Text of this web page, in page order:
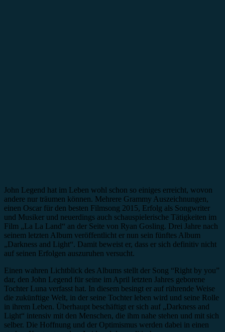
John Legend hat im Leben wohl schon so einiges erreicht, wovon
andere nur träumen können. Mehrere Grammy Auszeichnungen,
einen Oscar für den besten Filmsong 2015, Erfolg als Songwriter
und Musiker und neuerdings auch schauspielerische Tätigkeiten im
Film „La La Land“ an der Seite von Ryan Gosling. Drei Jahre nach
seinem letzten Album veröffentlicht er nun sein fünftes Album
„Darkness and Light“. Damit beweist er, dass er sich definitiv nicht
auf seinen Erfolgen auszuruhen versucht.
Einen wahren Lichtblick des Albums stellt der Song “Right by you”
dar, den John Legend für seine im April letzten Jahres geborene
Tochter Luna verfasst hat. In diesem besingt er auf rührende Weise
die zukünftige Welt, in der seine Tochter leben wird und seine Rolle
in ihrem Leben. Überhaupt beschäftigt er sich auf „Darkness and
Light“ intensiv mit den Menschen, die ihm nahe stehen und mit sich
selber. Die Hoffnung und der Optimismus werden dabei in einen